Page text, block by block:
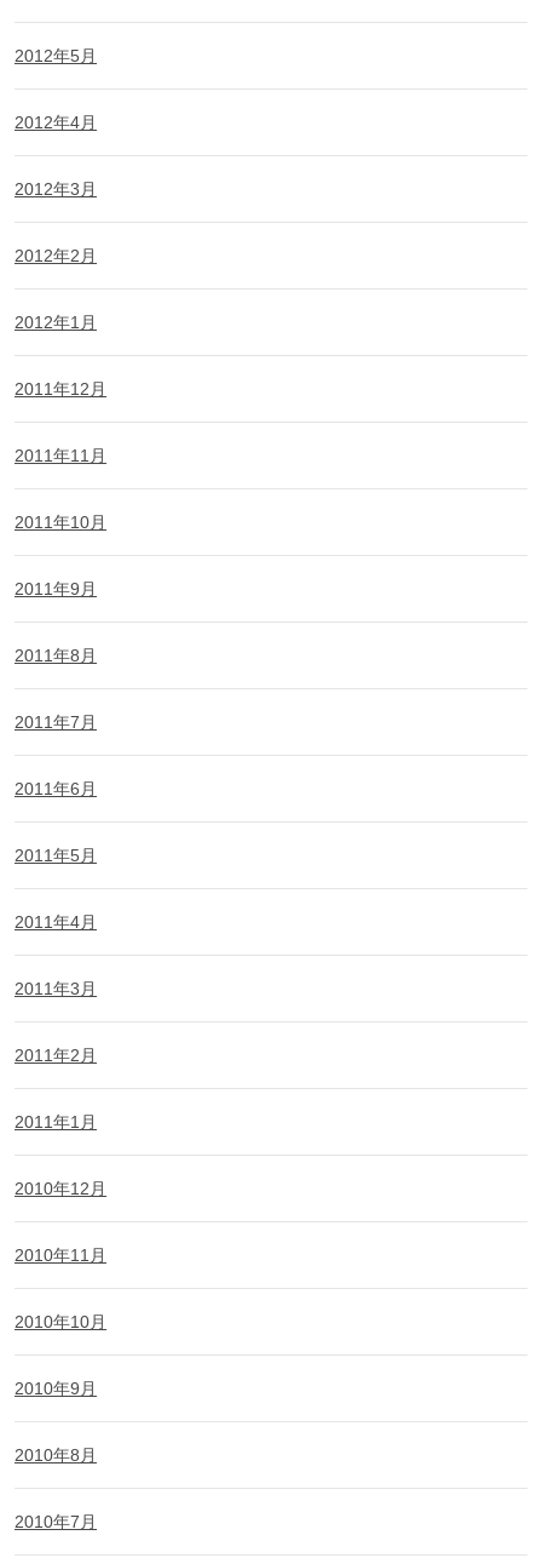
2012年5月
2012年4月
2012年3月
2012年2月
2012年1月
2011年12月
2011年11月
2011年10月
2011年9月
2011年8月
2011年7月
2011年6月
2011年5月
2011年4月
2011年3月
2011年2月
2011年1月
2010年12月
2010年11月
2010年10月
2010年9月
2010年8月
2010年7月